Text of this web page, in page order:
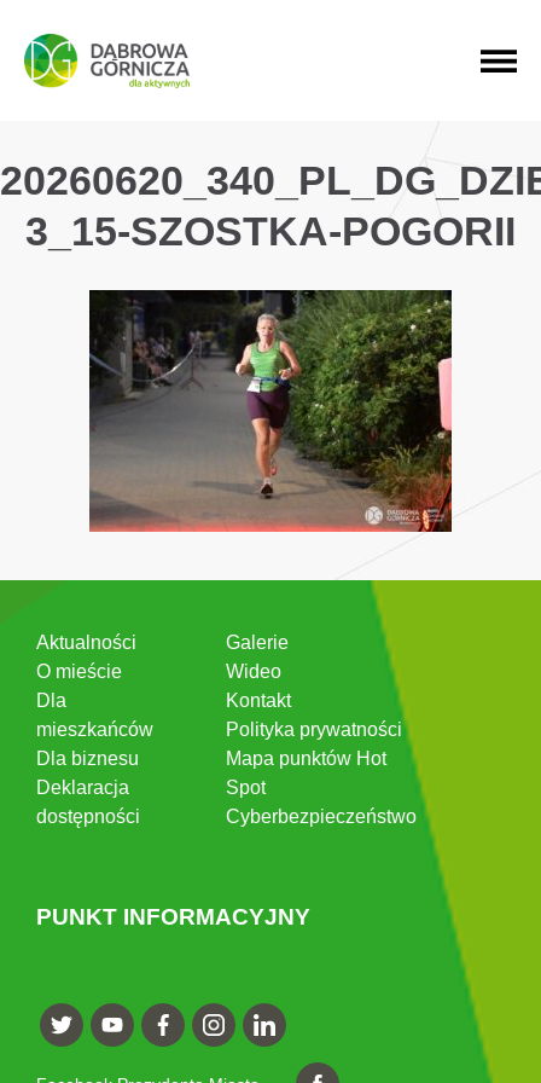
PRZEJDŹ DO MENU GŁÓWNEGO
PRZEJDŹ DO WYSZUKIWARKI
PRZEJDŹ DO TREŚCI
3_15-SZOSTKA-POGORII
Aktualności
O mieście
Dla
mieszkańców
Dla biznesu
Deklaracja
dostępności
Galerie
Wideo
Kontakt
Polityka prywatności
Mapa punktów Hot
Spot
Cyberbezpieczeństwo
PUNKT INFORMACYJNY